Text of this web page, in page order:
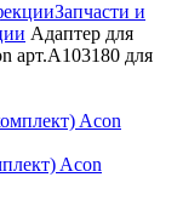
Запчасти и
Адаптер для
арт.A103180 для
Acon